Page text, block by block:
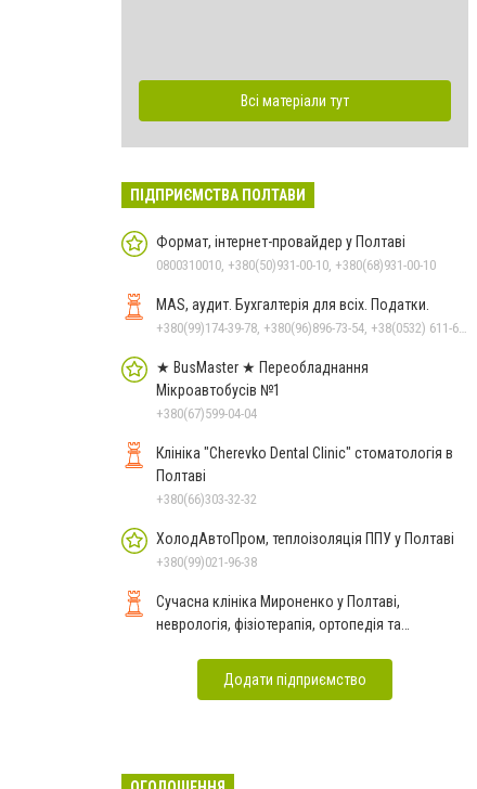
Всі матеріали тут
ПІДПРИЄМСТВА ПОЛТАВИ
Формат, інтернет-провайдер у Полтаві
0800310010, +380(50)931-00-10, +380(68)931-00-10
MAS, аудит. Бухгалтерія для всіх. Податки.
★ BusMaster ★ Переобладнання
Мікроавтобусів №1
+380(67)599-04-04
Клініка "Cherevko Dental Clinic" стоматологія в
Полтаві
+380(66)303-32-32
ХолодАвтоПром, теплоізоляція ППУ у Полтаві
+380(99)021-96-38
Сучасна клініка Мироненко у Полтаві,
неврологія, фізіотерапія, ортопедія та
Додати підприємство